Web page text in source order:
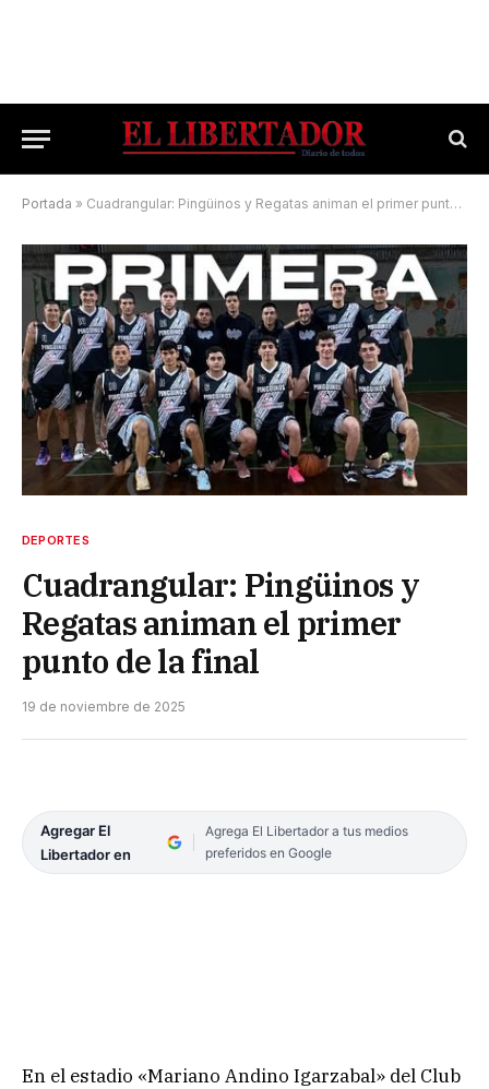
Portada » Cuadrangular: Pingüinos y Regatas animan el primer punto de la final
DEPORTES
Cuadrangular: Pingüinos y
Regatas animan el primer
punto de la final
19 de noviembre de 2025
Agregar El
Libertador en
Agrega El Libertador a tus medios
preferidos en Google
En el estadio «Mariano Andino Igarzabal» del Club